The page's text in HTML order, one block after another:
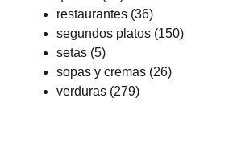
restaurantes (36)
segundos platos (150)
setas (5)
sopas y cremas (26)
verduras (279)